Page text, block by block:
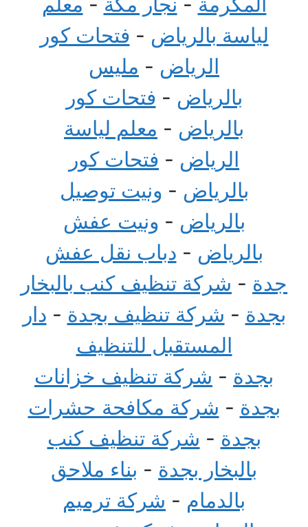
لياسة بالرياض - فتحات كور
الرياض - مليس
بالرياض - فتحات كور
بالرياض - معلم لياسة
الرياض - فتحات كور
بالرياض - ونيت توصيل
بالرياض - ونيت عفش
بالرياض - دباب نقل عفش
جدة - شركة تنظيف كنب بالبخار
بجدة - شركة تنظيف بجدة - دار
المستقبل للتنظيف
بجدة - شركة تنظيف خزانات
بجدة - شركة مكافحة حشرات
بجدة - شركة تنظيف كنب
بالبخار بجدة - بناء ملاحق
بالدمام - شركة ترميم